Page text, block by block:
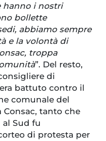
hanno i nostri
bollette
abbiamo sempre
e la volontà di
troppa
”. Del resto,
di
battuto contro il
comunale del
Consac, tanto che
Sud fu
di protesta per